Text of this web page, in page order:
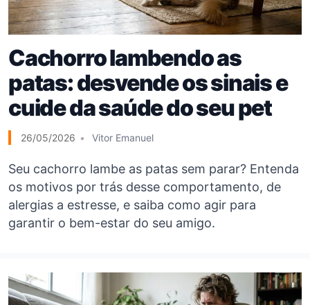
Cachorro lambendo as
patas: desvende os sinais e
cuide da saúde do seu pet
26/05/2026 Vitor Emanuel
Seu cachorro lambe as patas sem parar? Entenda
os motivos por trás desse comportamento, de
alergias a estresse, e saiba como agir para
garantir o bem-estar do seu amigo.